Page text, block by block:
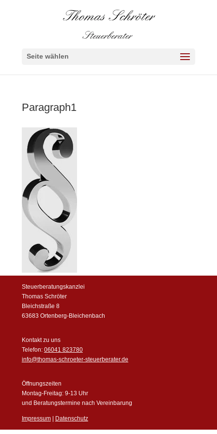
Seite wählen
Paragraph1
Steuerberatungskanzlei
Thomas Schröter
Bleichstraße 8
63683 Ortenberg-Bleichenbach
Kontakt zu uns
Telefon: 06041 823780
info@thomas-schroeter-steuerberater.de
Öffnungszeiten
Montag-Freitag: 9-13 Uhr
und Beratungstermine nach Vereinbarung
Impressum| Datenschutz